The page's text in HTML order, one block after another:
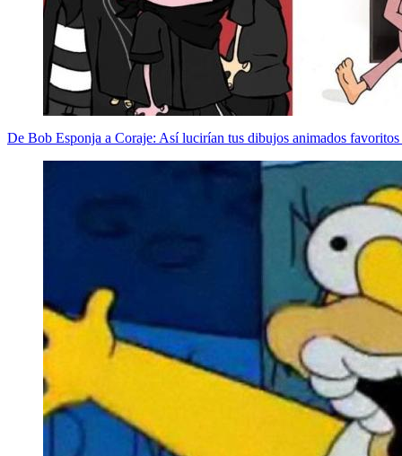
De Bob Esponja a Coraje: Así lucirían tus dibujos animados favoritos